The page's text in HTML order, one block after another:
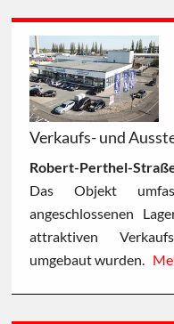
Verkaufs- und
Robert-Perthel-
Das Objekt
angeschlossenen
attraktiven
umgebaut wurden.